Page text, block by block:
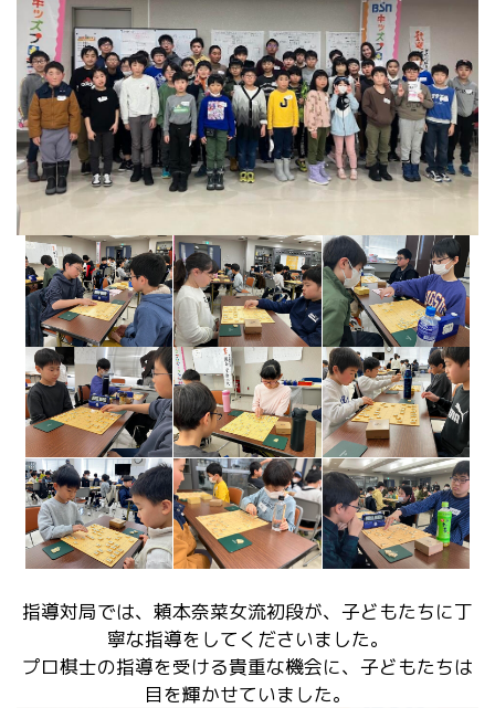
指導対局では、頼本奈菜女流初段が、子どもたちに丁
寧な指導をしてくださいました。
プロ棋士の指導を受ける貴重な機会に、子どもたちは
目を輝かせていました。